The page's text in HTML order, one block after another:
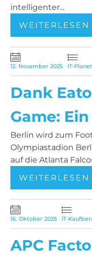
intelligenter...
WEITERLESEN
12. November 2025 IT-
Dank
Game:
Berlin wird zum
Olympiastadion
auf die Atlanta
WEITERLESEN
16. Oktober 2025 IT-
APC